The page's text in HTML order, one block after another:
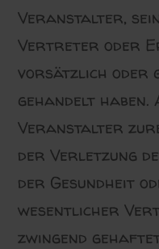
Veranstalter,
Vertreter oder
vorsätzlich oder
gehandelt haben.
Veranstalter
der Verletzung
der Gesundheit
wesentlicher
zwingend